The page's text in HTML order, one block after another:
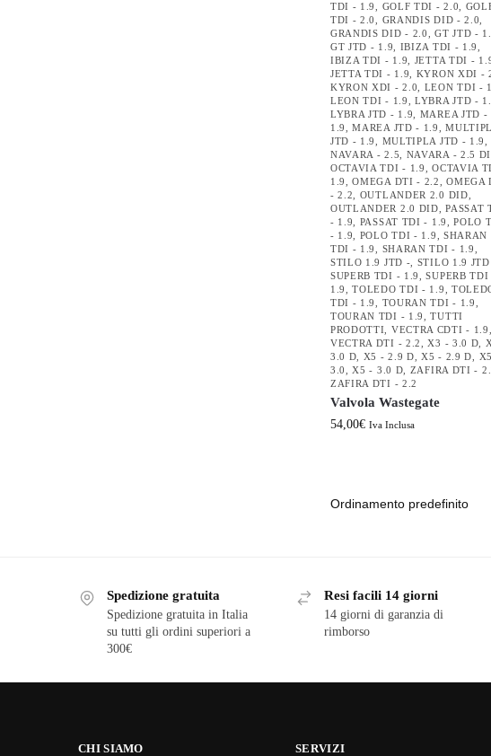
TDI - 1.9
GOLF TDI - 2.0
TDI - 2.0
GRANDIS DID - 2.0
GRANDIS DID - 2.0
,GT JTD -
GT JTD - 1.9
IBIZA TDI - 1.9
IBIZA TDI - 1.9
JETTA TDI -
JETTA TDI - 1.9
KYRON XDI -
KYRON XDI - 2.0
LEON TDI -
LEON TDI - 1.9
,LYBRA JTD -
LYBRA JTD - 1.9
MAREA JTD -
1.9
,MAREA JTD - 1.9 ,
JTD - 1.9
MULTIPLA JTD - 1.9
NAVARA - 2.5
NAVARA - 2.5 DI
OCTAVIA TDI - 1.9
,OCTAVIA
1.9
,OMEGA DTI - 2.2 ,OMEGA
- 2.2
OUTLANDER 2.0 DID
OUTLANDER 2.0 DID ,PASSAT
- 1.9
PASSAT TDI - 1.9 ,POLO
- 1.9
POLO TDI - 1.9
SHARAN
TDI - 1.9
SHARAN TDI - 1.9
STILO 1.9 JTD -
STILO 1.9
SUPERB TDI - 1.9
,SUPERB TDI
1.9
,TOLEDO TDI - 1.9
TDI - 1.9
TOURAN TDI - 1.9
TOURAN TDI - 1.9
,TUTTI
PRODOTTI
VECTRA CDTI - 1.9
VECTRA DTI - 2.2
,X3 - 3.0 D
3.0 D
X5 - 2.9 D ,X5 - 2.9 D
3.0
,X5 - 3.0 D ZAFIRA DTI -
ZAFIRA DTI - 2.2
Valvola Wastegate
54,00€ Iva Inclusa
Spedizione gratuita
Spedizione gratuita in Italia
su tutti gli ordini superiori a
300€
Resi facili 14 giorni
14 giorni di garanzia di
rimborso
CHI SIAMO SERVIZI